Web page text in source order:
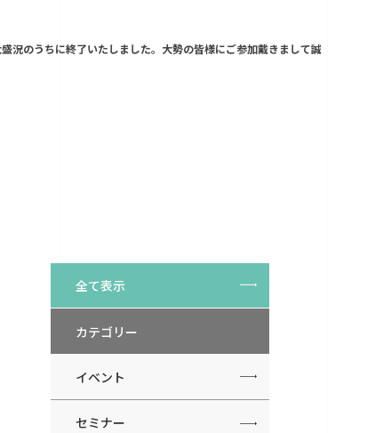
のうちに終了いたしました。大勢の皆様にご参加戴きまして誠
全て表示
カテゴリー
イベント
セミナー